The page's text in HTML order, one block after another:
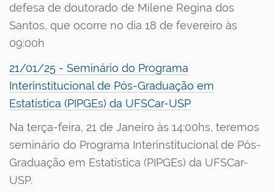
defesa de doutorado de Milene Regina dos
Santos, que ocorre no dia 18 de fevereiro às
09:00h
21/01/25 - Seminário do Programa
Interinstitucional de Pós-Graduação em
Estatística (PIPGEs) da UFSCar-USP
Na terça-feira, 21 de Janeiro às 14:00hs, teremos
seminário do Programa Interinstitucional de Pós-
Graduação em Estatística (PIPGEs) da UFSCar-
USP.